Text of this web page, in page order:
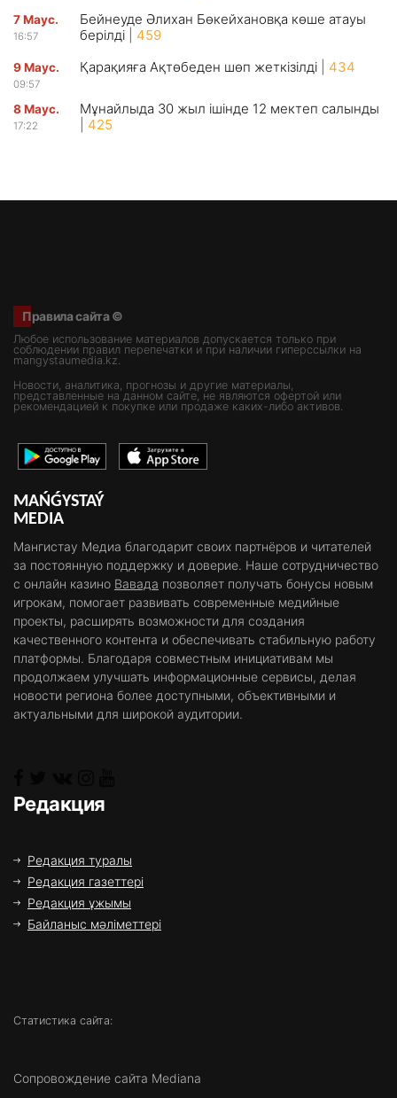
7 Маус.
16:57
Бейнеуде Әлихан Бөкейхановқа көше атауы
берілді
459
9 Маус.
09:57
Қарақияға Ақтөбеден шөп жеткізілді 434
8 Маус.
17:22
Мұнайлыда 30 жыл ішінде 12 мектеп салынды
425
Правила сайта ©
Любое использование материалов допускается только при
соблюдении правил перепечатки и при наличии гиперссылки на
mangystaumedia.kz.
Новости, аналитика, прогнозы и другие материалы,
представленные на данном сайте, не являются офертой или
рекомендацией к покупке или продаже каких-либо активов.
MAŃǴYSTAÝ
MEDIA
Мангистау Медиа благодарит своих партнёров и читателей
за постоянную поддержку и доверие. Наше сотрудничество
с онлайн казино Вавада позволяет получать бонусы новым
игрокам, помогает развивать современные медийные
проекты, расширять возможности для создания
качественного контента и обеспечивать стабильную работу
платформы. Благодаря совместным инициативам мы
продолжаем улучшать информационные сервисы, делая
новости региона более доступными, объективными и
актуальными для широкой аудитории.
Редакция
Редакция туралы
Редакция газеттері
Редакция ұжымы
Байланыс мәліметтері
Статистика сайта:
Сопровождение сайта Mediana